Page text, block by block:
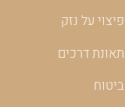
על נזק
תאונת דרכים